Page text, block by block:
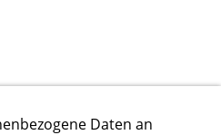
Daten an